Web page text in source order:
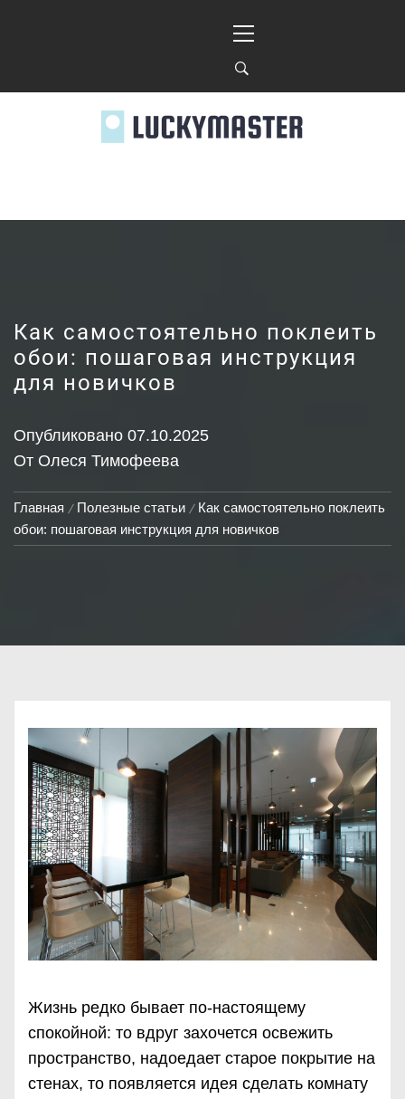
меню
Как самостоятельно поклеить
обои: пошаговая инструкция
для новичков
Опубликовано 07.10.2025
От Олеся Тимофеева
Главная Полезные статьи
Как самостоятельно поклеить
обои: пошаговая инструкция для новичков
Жизнь редко бывает по-настоящему
спокойной: то вдруг захочется освежить
пространство, надоедает старое покрытие на
стенах, то появляется идея сделать комнату